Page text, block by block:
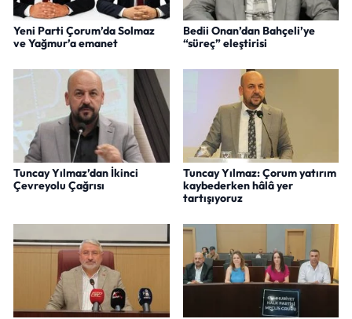
Yeni Parti Çorum’da Solmaz
ve Yağmur’a emanet
Bedii Onan’dan Bahçeli’ye
“süreç” eleştirisi
Tuncay Yılmaz’dan İkinci
Çevreyolu Çağrısı
Tuncay Yılmaz: Çorum yatırım
kaybederken hâlâ yer
tartışıyoruz